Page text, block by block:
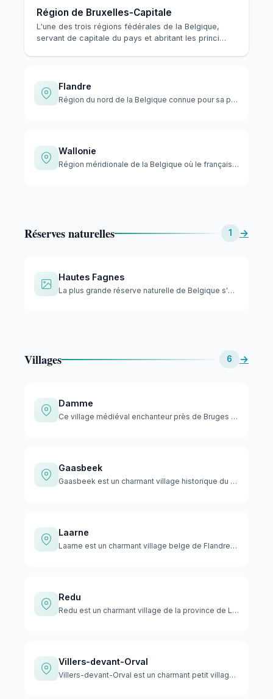
Région de Bruxelles-Capitale
L'une des trois régions fédérales de la Belgique,
servant de capitale du pays et abritant les princi…
Flandre
Région du nord de la Belgique connue pour sa population néer…
Wallonie
Région méridionale de la Belgique où le français est la lang…
Réserves naturelles 1 →
Hautes Fagnes
La plus grande réserve naturelle de Belgique s'étend sur un …
Villages 6 →
Damme
Ce village médiéval enchanteur près de Bruges donne l'impres…
Gaasbeek
Gaasbeek est un charmant village historique du Brabant flama…
Laarne
Laarne est un charmant village belge de Flandre-Orientale, s…
Redu
Redu est un charmant village de la province de Luxembourg en…
Villers-devant-Orval
Villers-devant-Orval est un charmant petit village de la pro…